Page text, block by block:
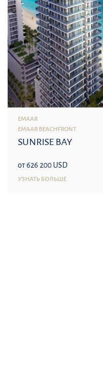
EMAAR
EMAAR BEACHFRONT
SUNRISE BAY
от 626 200 USD
УЗНАТЬ БОЛЬШЕ